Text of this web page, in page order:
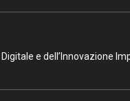
e dell’Innovazione